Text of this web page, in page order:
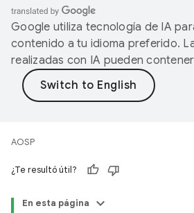
Google utiliza tecnología de IA
contenido a tu idioma preferido.
realizadas con IA pueden
AOSP
¿Te resultó útil?
En esta página